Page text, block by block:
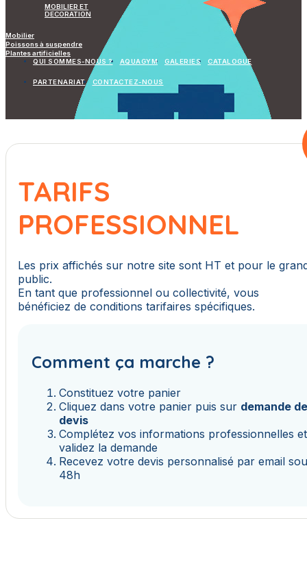
MOBILIER ET
DECORATION
Mobilier
Poissons à suspendre
Plantes artificielles
QUI SOMMES-NOUS ?
AQUAGYM GALERIES CATALOGUE
PARTENARIAT CONTACTEZ-NOUS
TARIFS
PROFESSIONNEL
Les prix affichés sur notre site sont HT et pour le
public.
En tant que professionnel ou collectivité, vous
bénéficiez de conditions tarifaires spécifiques.
Comment ça marche ?
Constituez votre panier
Cliquez dans votre panier puis sur demande
devis
Complétez vos informations professionnelles et
validez la demande
Recevez votre devis personnalisé par email
48h